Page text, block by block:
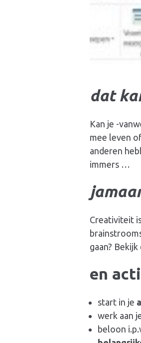
dat
Kan je -
mee leven
anderen
immers …
Creativiteit
gaan?
en
start in je
werk aan
beloon